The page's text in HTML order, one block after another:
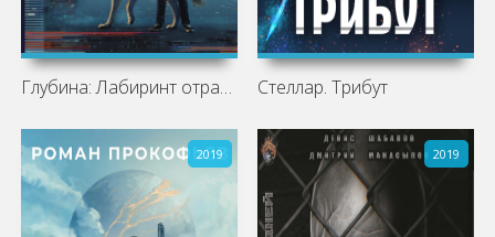
Глубина: Лабиринт отражений. Фальшивые Стеллар. Трибут
2019 2019